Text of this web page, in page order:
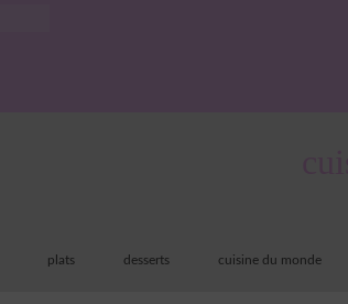
plats desserts cuisine du monde